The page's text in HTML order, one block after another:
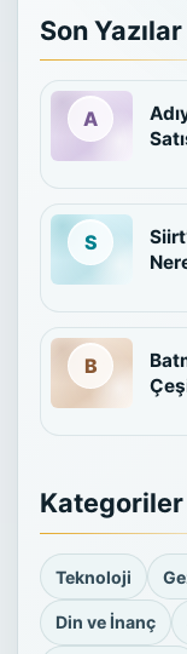
Son Yazılar
Kategoriler
Teknoloji
Din ve İnanç